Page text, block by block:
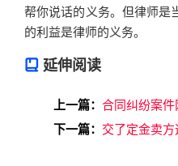
帮你说话的义务。但律师是
的利益是律师的义务。
延伸阅读
上一篇： 合同纠纷案
下一篇： 交了定金卖